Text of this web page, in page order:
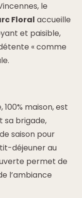
le
Floral accueille
et paisible,
« comme
maison, est
sa brigade,
saison pour
déjeuner au
permet de
l’ambiance